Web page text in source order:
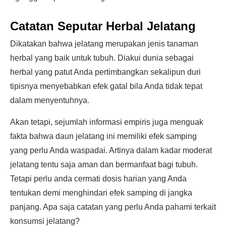
Catatan Seputar Herbal Jelatang
Dikatakan bahwa jelatang merupakan jenis tanaman
herbal yang baik untuk tubuh. Diakui dunia sebagai
herbal yang patut Anda pertimbangkan sekalipun duri
tipisnya menyebabkan efek gatal bila Anda tidak tepat
dalam menyentuhnya.
Akan tetapi, sejumlah informasi empiris juga menguak
fakta bahwa daun jelatang ini memiliki efek samping
yang perlu Anda waspadai. Artinya dalam kadar moderat
jelatang tentu saja aman dan bermanfaat bagi tubuh.
Tetapi perlu anda cermati dosis harian yang Anda
tentukan demi menghindari efek samping di jangka
panjang. Apa saja catatan yang perlu Anda pahami terkait
konsumsi jelatang?